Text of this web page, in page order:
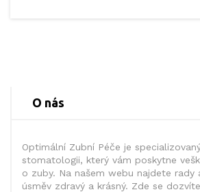
O nás
Optimální Zubní Péče je
stomatologii, který vám poskytne
o zuby. Na našem webu najdete rady
úsměv zdravý a krásný. Zde se